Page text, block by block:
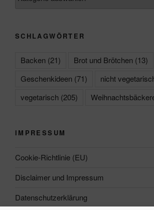
SCHLAGWÖRTER
Backen (21) Brot und Brötchen (13)
Geschenkideen (71) nicht
vegetarisch (205)
IMPRESSUM
Cookie-Richtlinie (EU)
Disclaimer und Impressum
Datenschutzerklärung